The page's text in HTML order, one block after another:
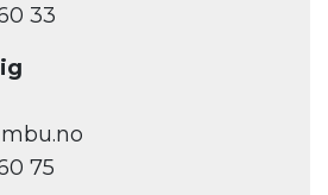
33
75